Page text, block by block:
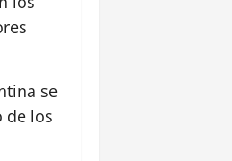
se
de los